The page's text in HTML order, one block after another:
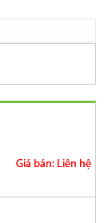
Giá bán: Liên hệ